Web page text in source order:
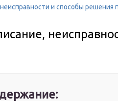
и способы решения